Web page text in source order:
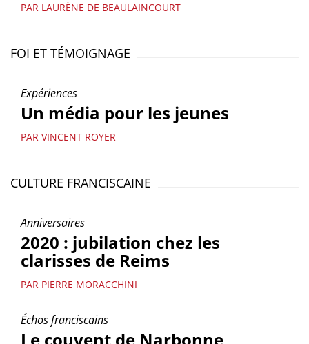
PAR LAURÈNE DE BEAULAINCOURT
FOI ET TÉMOIGNAGE
Expériences
Un média pour les jeunes
PAR VINCENT ROYER
CULTURE FRANCISCAINE
Anniversaires
2020 : jubilation chez les
clarisses de Reims
PAR PIERRE MORACCHINI
Échos franciscains